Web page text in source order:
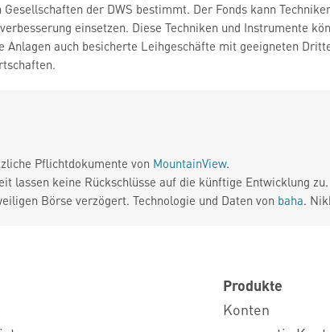
der DWS bestimmt. Der Fonds kann
einsetzen. Diese Techniken und Instrumente
auch besicherte Leihgeschäfte mit geeigneten
Pflichtdokumente von MountainView.
lassen keine Rückschlüsse auf die künftige Entwicklung zu.
Börse verzögert. Technologie und Daten von baha.
Produkte
Konten